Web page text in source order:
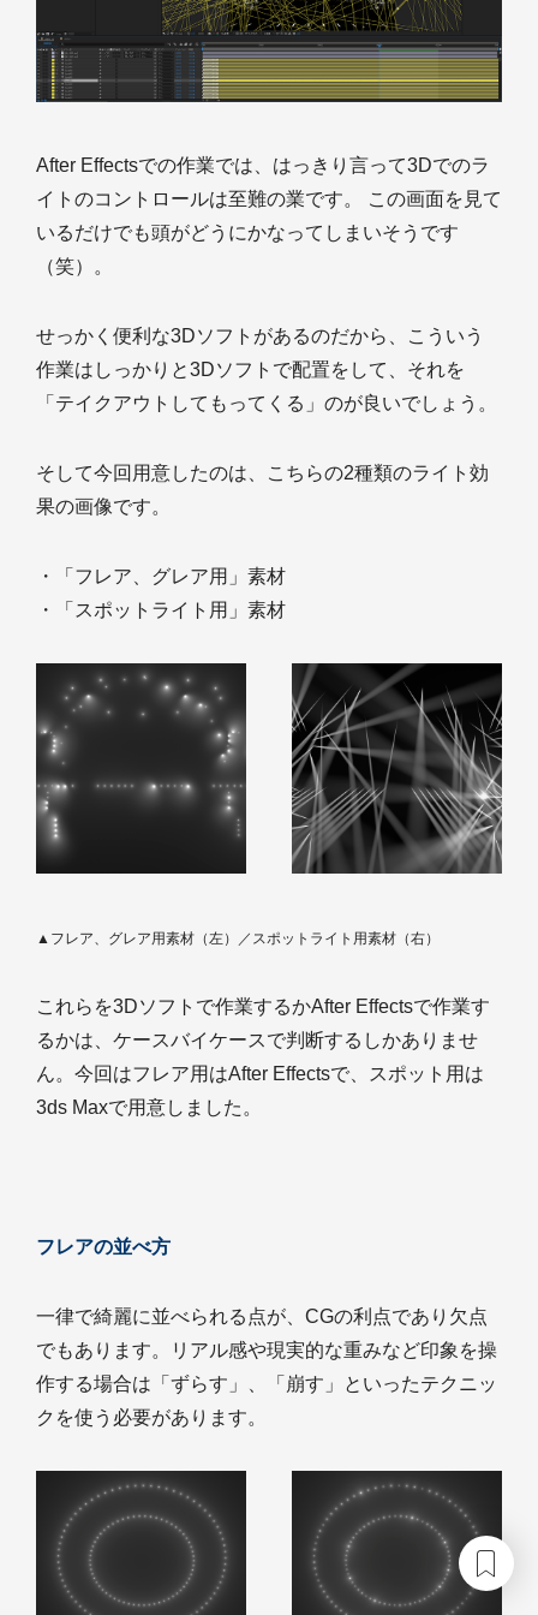
After Effectsでの作業では、はっきり言って3Dでのラ
イトのコントロールは至難の業です。 この画面を見て
いるだけでも頭がどうにかなってしまいそうです
（笑）。
せっかく便利な3Dソフトがあるのだから、こういう
作業はしっかりと3Dソフトで配置をして、それを
「テイクアウトしてもってくる」のが良いでしょう。
そして今回用意したのは、こちらの2種類のライト効
果の画像です。
・「フレア、グレア用」素材
・「スポットライト用」素材
▲フレア、グレア用素材（左）／スポットライト用素材（右）
これらを3Dソフトで作業するかAfter Effectsで作業す
るかは、ケースバイケースで判断するしかありませ
ん。今回はフレア用はAfter Effectsで、スポット用は
3ds Maxで用意しました。
フレアの並べ方
一律で綺麗に並べられる点が、CGの利点であり欠点
でもあります。リアル感や現実的な重みなど印象を操
作する場合は「ずらす」、「崩す」といったテクニッ
クを使う必要があります。